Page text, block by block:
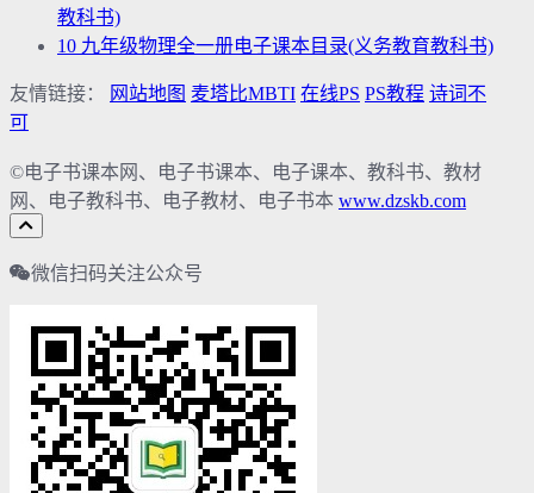
教科书)
10 九年级物理全一册电子课本目录(义务教育教科书)
友情链接： 网站地图 麦塔比MBTI 在线PS PS教程 诗词不
可
©电子书课本网、电子书课本、电子课本、教科书、教材
网、电子教科书、电子教材、电子书本 www.dzskb.com
微信扫码关注公众号